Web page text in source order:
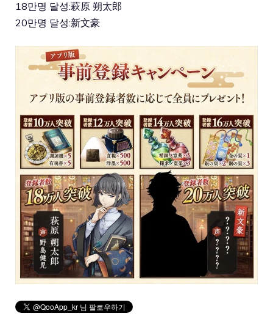
18만명 달성:萩原 朔太郎
20만명 달성:新文豪